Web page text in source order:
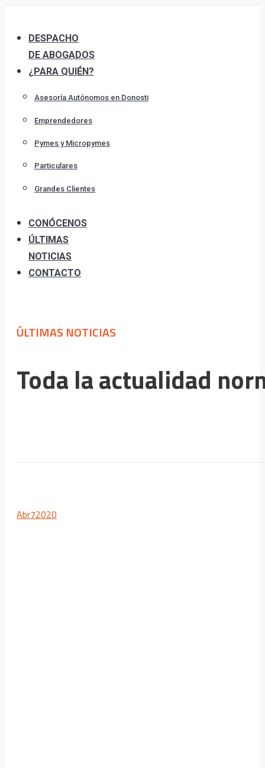
content
DESPACHO
DE ABOGADOS
¿PARA QUIÉN?
Asesoría Autónomos en Donosti
Emprendedores
Pymes y Micropymes
Particulares
Grandes Clientes
CONÓCENOS
ÚLTIMAS
NOTICIAS
CONTACTO
ÚLTIMAS NOTICIAS
Toda la actualidad
Abr72020